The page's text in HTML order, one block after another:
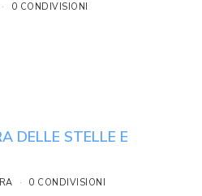
0 CONDIVISIONI
DELLE STELLE E
0 CONDIVISIONI